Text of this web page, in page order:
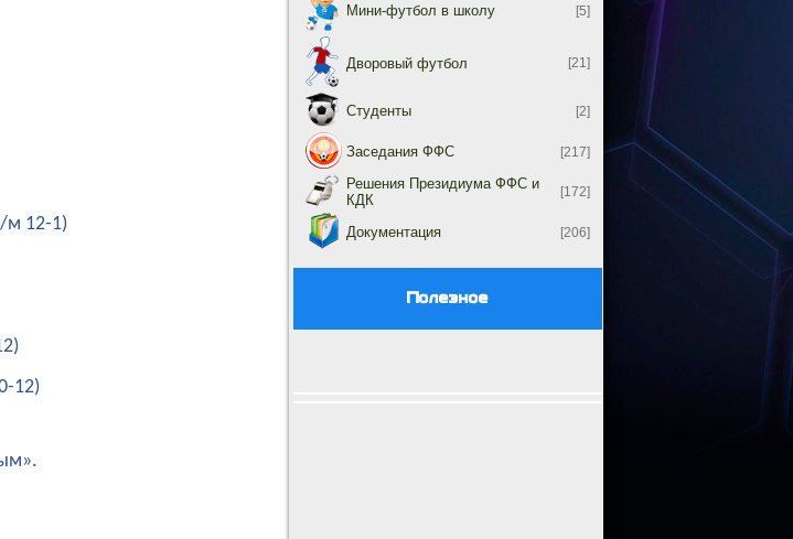
м 12-1)
12)
Мини-футбол в школу [5]
Дворовый футбол [21]
Студенты [2]
Заседания ФФС [217]
Решения Президиума ФФС и
КДК
[172]
Документация [206]
Полезное